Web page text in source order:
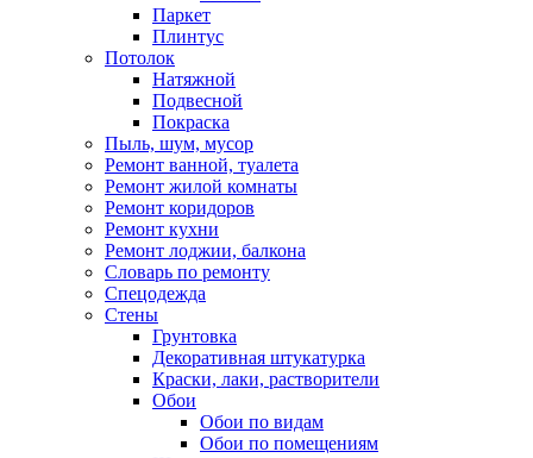
Паркет
Плинтус
Потолок
Натяжной
Подвесной
Покраска
Пыль, шум, мусор
Ремонт ванной, туалета
Ремонт жилой комнаты
Ремонт коридоров
Ремонт кухни
Ремонт лоджии, балкона
Словарь по ремонту
Спецодежда
Стены
Грунтовка
Декоративная штукатурка
Краски, лаки, растворители
Обои
Обои по видам
Обои по помещениям